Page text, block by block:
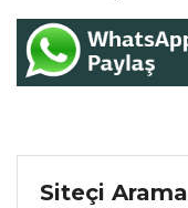
Siteçi Arama